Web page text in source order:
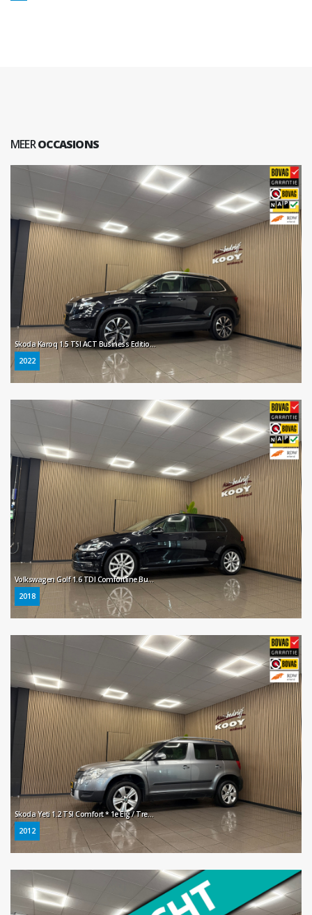
MEEROCCASIONS
Skoda Karoq 1.5 TSI ACT Business Edition * Automaat / Carplay / Virtual cockpit / Camera / NL Auto *
2022
Volkswagen Golf 1.6 TDI Comfortline Business * Automaat / Navigatie / Cruise control / LM Velgen / NL Auto *
2018
Skoda Yeti 1.2 TSI Comfort * 1e Eig / Trekhaak / Navigatie / Cruise control / LM Velgen *
2012